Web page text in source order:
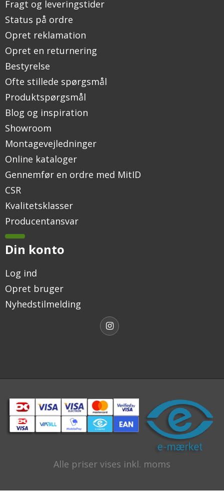
Fragt og leveringstider
Status på ordre
Opret reklamation
Opret en returnering
Bestyrelse
Ofte stillede spørgsmål
Produktspørgsmål
Blog og inspiration
Showroom
Montagevejledninger
Online kataloger
Gennemfør en ordre med MitID
CSR
Kvalitetsklasser
Producentansvar
Din konto
Log ind
Opret bruger
Nyhedstilmelding
Alle priser vises inkl. moms